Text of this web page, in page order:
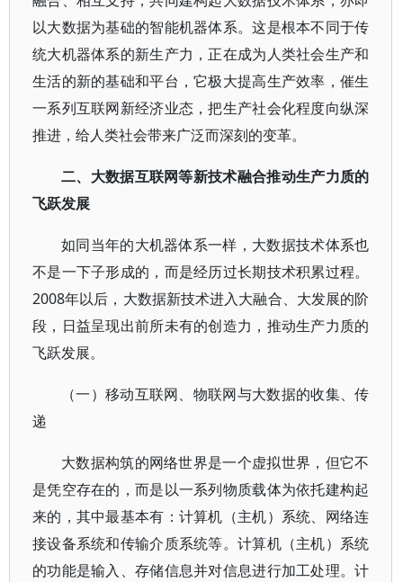
以大数据为基础的智能机器体系。这是根本不同于传
统大机器体系的新生产力，正在成为人类社会生产和
生活的新的基础和平台，它极大提高生产效率，催生
一系列互联网新经济业态，把生产社会化程度向纵深
推进，给人类社会带来广泛而深刻的变革。
二、大数据互联网等新技术融合推动生产力质的
飞跃发展
如同当年的大机器体系一样，大数据技术体系也
不是一下子形成的，而是经历过长期技术积累过程。
2008年以后，大数据新技术进入大融合、大发展的阶
段，日益呈现出前所未有的创造力，推动生产力质的
飞跃发展。
（一）移动互联网、物联网与大数据的收集、传
递
大数据构筑的网络世界是一个虚拟世界，但它不
是凭空存在的，而是以一系列物质载体为依托建构起
来的，其中最基本有：计算机（主机）系统、网络连
接设备系统和传输介质系统等。计算机（主机）系统
的功能是输入、存储信息并对信息进行加工处理。计